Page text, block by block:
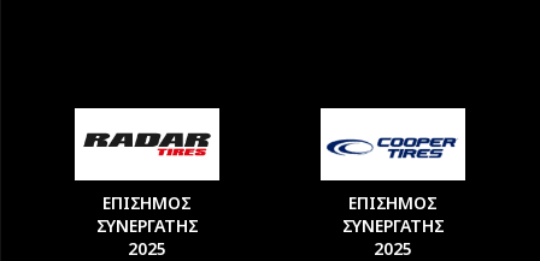
ΕΠΙΣΗΜΟΣ
ΣΥΝΕΡΓΑΤΗΣ
2025
ΕΠΙΣΗΜΟΣ
ΣΥΝΕΡΓΑΤΗΣ
2025